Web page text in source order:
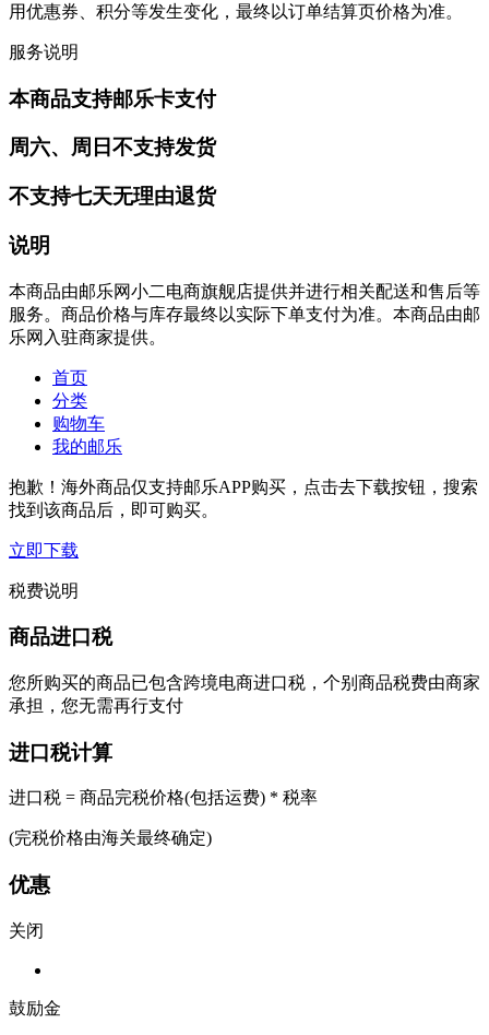
用优惠券、积分等发生变化，最终以订单结算页价格为准。
服务说明
本商品支持邮乐卡支付
周六、周日不支持发货
不支持七天无理由退货
说明
本商品由邮乐网小二电商旗舰店提供并进行相关配送和售后等
服务。商品价格与库存最终以实际下单支付为准。本商品由邮
乐网入驻商家提供。
首页
分类
购物车
我的邮乐
抱歉！海外商品仅支持邮乐APP购买，点击去下载按钮，搜索
找到该商品后，即可购买。
立即下载
税费说明
商品进口税
您所购买的商品已包含跨境电商进口税，个别商品税费由商家
承担，您无需再行支付
进口税计算
进口税 = 商品完税价格(包括运费) * 税率
(完税价格由海关最终确定)
优惠
关闭
鼓励金